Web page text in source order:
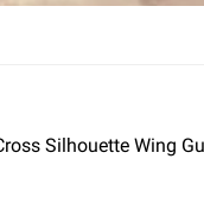
Silhouette Wing